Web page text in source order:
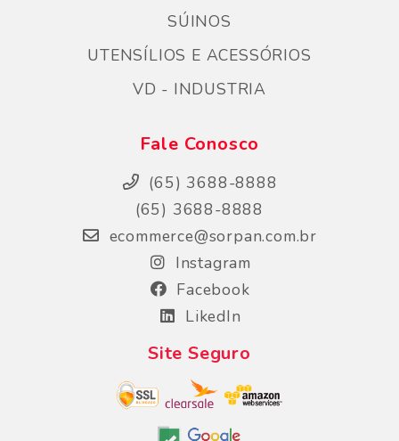
SÚINOS
UTENSÍLIOS E ACESSÓRIOS
VD - INDUSTRIA
Fale Conosco
(65) 3688-8888
(65) 3688-8888
ecommerce@sorpan.com.br
Instagram
Facebook
LikedIn
Site Seguro